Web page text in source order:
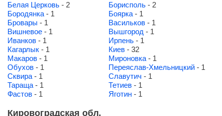
Белая Церковь - 2 Борисполь - 2
Бородянка - 1 Боярка - 1
Бровары - 1 Васильков - 1
Вишневое - 1 Вышгород - 1
Иванков - 1 Ирпень - 1
Кагарлык - 1 Киев - 32
Макаров - 1 Мироновка - 1
Обухов - 1 Переяслав-Хмельницкий - 1
Сквира - 1 Славутич - 1
Тараща - 1 Тетиев - 1
Фастов - 1 Яготин - 1
Кировоградская обл.